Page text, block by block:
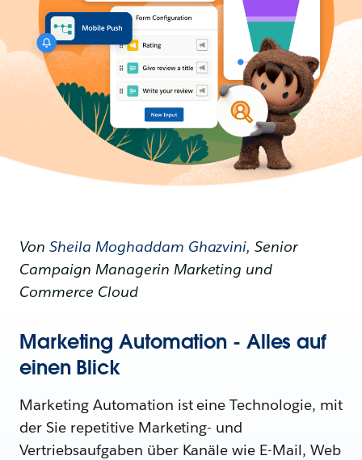
Von Sheila Moghaddam Ghazvini, Senior
Campaign Managerin Marketing und
Commerce Cloud
Marketing Automation - Alles auf
einen Blick
Marketing Automation ist eine Technologie, mit
der Sie repetitive Marketing- und
Vertriebsaufgaben über Kanäle wie E-Mail, Web